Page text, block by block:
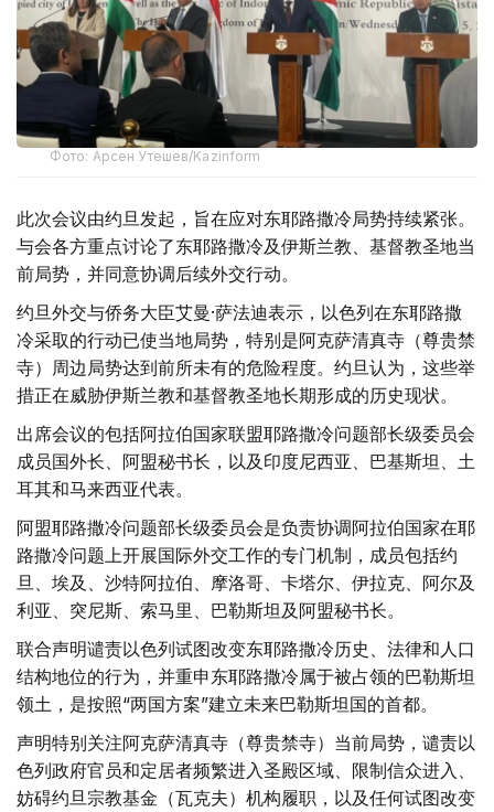
Фото: Арсен Утешев/Kazinform
此次会议由约旦发起，旨在应对东耶路撒冷局势持续紧张。
与会各方重点讨论了东耶路撒冷及伊斯兰教、基督教圣地当
前局势，并同意协调后续外交行动。
约旦外交与侨务大臣艾曼·萨法迪表示，以色列在东耶路撒
冷采取的行动已使当地局势，特别是阿克萨清真寺（尊贵禁
寺）周边局势达到前所未有的危险程度。约旦认为，这些举
措正在威胁伊斯兰教和基督教圣地长期形成的历史现状。
出席会议的包括阿拉伯国家联盟耶路撒冷问题部长级委员会
成员国外长、阿盟秘书长，以及印度尼西亚、巴基斯坦、土
耳其和马来西亚代表。
阿盟耶路撒冷问题部长级委员会是负责协调阿拉伯国家在耶
路撒冷问题上开展国际外交工作的专门机制，成员包括约
旦、埃及、沙特阿拉伯、摩洛哥、卡塔尔、伊拉克、阿尔及
利亚、突尼斯、索马里、巴勒斯坦及阿盟秘书长。
联合声明谴责以色列试图改变东耶路撒冷历史、法律和人口
结构地位的行为，并重申东耶路撒冷属于被占领的巴勒斯坦
领土，是按照“两国方案”建立未来巴勒斯坦国的首都。
声明特别关注阿克萨清真寺（尊贵禁寺）当前局势，谴责以
色列政府官员和定居者频繁进入圣殿区域、限制信众进入、
妨碍约旦宗教基金（瓦克夫）机构履职，以及任何试图改变